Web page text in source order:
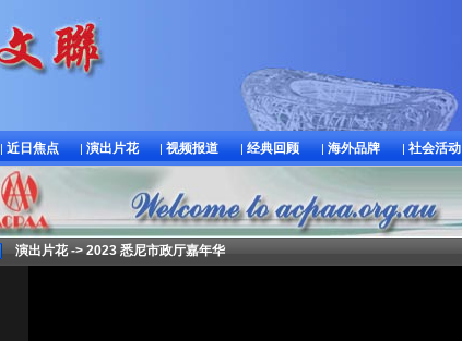
|近日焦点 |演出片花 |视频报道 |经典回顾 |海外品牌 |社会活动
演出片花 -> 2023 悉尼市政厅嘉年华